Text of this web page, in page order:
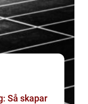
Så skapar